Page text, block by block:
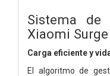
Sistema de
Xiaomi Surge
Carga eficiente y
El algoritmo de